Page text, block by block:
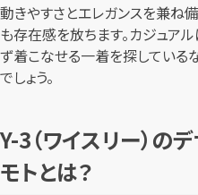
動きやすさとエレガンスを兼ね
も存在感を放ちます。カジュア
ず着こなせる一着を探している
でしょう。
Y-3（ワイスリー）の
モトとは？